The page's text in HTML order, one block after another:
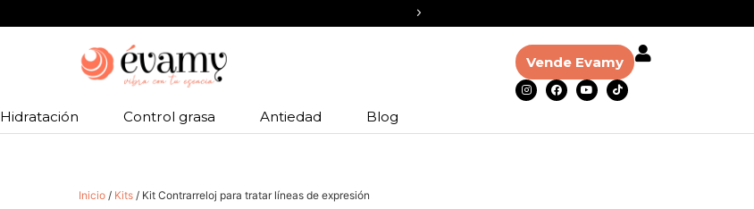
Hidratación Control grasa Antiedad Blog
Vende Evamy
Inicio / Kits / Kit Contrarreloj para tratar líneas de expresión